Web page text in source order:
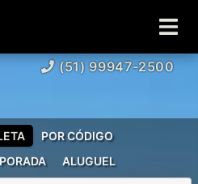
(51) 99947-2500
ALUGUEL
POR CÓDIGO